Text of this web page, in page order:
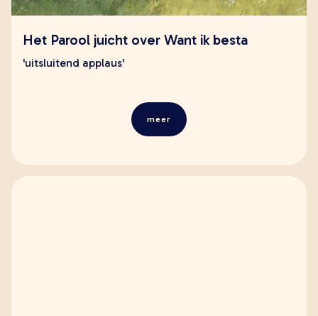
Het Parool juicht over Want ik besta
'uitsluitend applaus'
meer